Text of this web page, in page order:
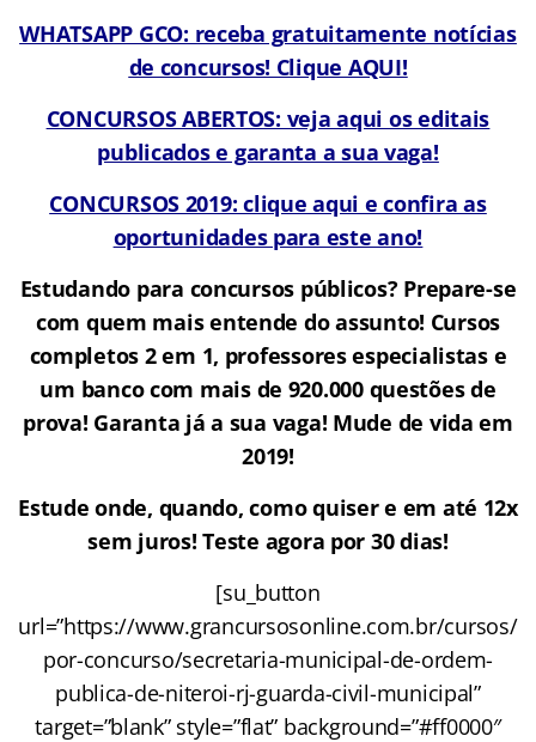
WHATSAPP GCO: receba gratuitamente notícias
de concursos! Clique AQUI!
CONCURSOS ABERTOS: veja aqui os editais
publicados e garanta a sua vaga!
CONCURSOS 2019: clique aqui e confira as
oportunidades para este ano!
Estudando para concursos públicos? Prepare-se
com quem mais entende do assunto! Cursos
completos 2 em 1, professores especialistas e
um banco com mais de 920.000 questões de
prova! Garanta já a sua vaga! Mude de vida em
2019!
Estude onde, quando, como quiser e em até 12x
sem juros! Teste agora por 30 dias!
[su_button
url=”https://www.grancursosonline.com.br/cursos/
por-concurso/secretaria-municipal-de-ordem-
publica-de-niteroi-rj-guarda-civil-municipal”
target=”blank” style=”flat” background=”#ff0000″